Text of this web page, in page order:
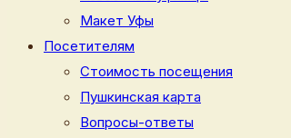
Макет Уфы
Посетителям
Стоимость посещения
Пушкинская карта
Вопросы-ответы